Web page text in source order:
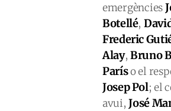
emergències
Botellé,
Frederic
Alay,Bruno
Paríso el
Josep Pol; el
avui,José